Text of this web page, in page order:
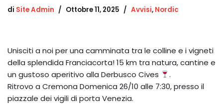
di Site Admin Ottobre 11, 2025 Avvisi, Nordic
Unisciti a noi per una camminata tra le colline e i vigneti
della splendida Franciacorta! 15 km tra natura, cantine e
un gustoso aperitivo alla Derbusco Cives
.
Ritrovo a Cremona Domenica 26/10 alle 7:30, presso il
piazzale dei vigili di porta Venezia.